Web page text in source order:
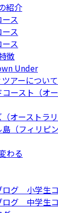
紹介
ス
ス
ス
徴
Under
アーについて
コースト（オ
オーストラ
（フィリピ
わる
ログ 小学生
ログ 中学生